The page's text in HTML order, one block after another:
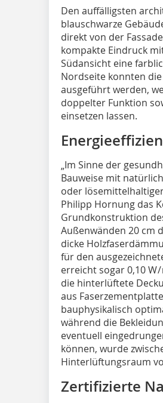
Den auffälligsten
blauschwarze
direkt von der
kompakte Eindruck
Südansicht eine
Nordseite konnten
ausgeführt werden,
doppelter Funktion
einsetzen lassen.
„Im Sinne der
Bauweise mit
oder
Philipp Hornung das
Grundkonstruktion
Außenwänden 20 cm
dicke
für den
erreicht sogar 0,10 W
die hinterlüftete
aus
bauphysikalisch
während die
eventuell
können, wurde
Hinterlüftungsraum
Zertifizierte